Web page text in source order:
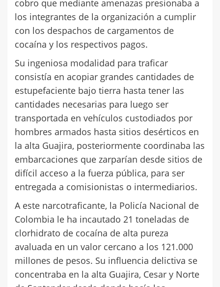
cobro que mediante amenazas presionaba a
los integrantes de la organización a cumplir
con los despachos de cargamentos de
cocaína y los respectivos pagos.
Su ingeniosa modalidad para traficar
consistía en acopiar grandes cantidades de
estupefaciente bajo tierra hasta tener las
cantidades necesarias para luego ser
transportada en vehículos custodiados por
hombres armados hasta sitios desérticos en
la alta Guajira, posteriormente coordinaba las
embarcaciones que zarparían desde sitios de
difícil acceso a la fuerza pública, para ser
entregada a comisionistas o intermediarios.
A este narcotraficante, la Policía Nacional de
Colombia le ha incautado 21 toneladas de
clorhidrato de cocaína de alta pureza
avaluada en un valor cercano a los 121.000
millones de pesos. Su influencia delictiva se
concentraba en la alta Guajira, Cesar y Norte